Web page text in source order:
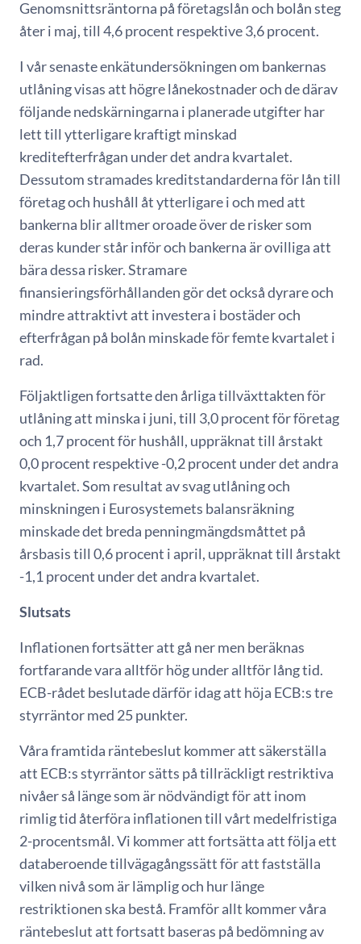
Genomsnittsräntorna på företagslån och bolån steg
åter i maj, till 4,6 procent respektive 3,6 procent.
I vår senaste enkätundersökningen om bankernas
utlåning visas att högre lånekostnader och de därav
följande nedskärningarna i planerade utgifter har
lett till ytterligare kraftigt minskad
kreditefterfrågan under det andra kvartalet.
Dessutom stramades kreditstandarderna för lån till
företag och hushåll åt ytterligare i och med att
bankerna blir alltmer oroade över de risker som
deras kunder står inför och bankerna är ovilliga att
bära dessa risker. Stramare
finansieringsförhållanden gör det också dyrare och
mindre attraktivt att investera i bostäder och
efterfrågan på bolån minskade för femte kvartalet i
rad.
Följaktligen fortsatte den årliga tillväxttakten för
utlåning att minska i juni, till 3,0 procent för företag
och 1,7 procent för hushåll, uppräknat till årstakt
0,0 procent respektive -0,2 procent under det andra
kvartalet. Som resultat av svag utlåning och
minskningen i Eurosystemets balansräkning
minskade det breda penningmängdsmåttet på
årsbasis till 0,6 procent i april, uppräknat till årstakt
-1,1 procent under det andra kvartalet.
Slutsats
Inflationen fortsätter att gå ner men beräknas
fortfarande vara alltför hög under alltför lång tid.
ECB-rådet beslutade därför idag att höja ECB:s tre
styrräntor med 25 punkter.
Våra framtida räntebeslut kommer att säkerställa
att ECB:s styrräntor sätts på tillräckligt restriktiva
nivåer så länge som är nödvändigt för att inom
rimlig tid återföra inflationen till vårt medelfristiga
2-procentsmål. Vi kommer att fortsätta att följa ett
databeroende tillvägagångssätt för att fastställa
vilken nivå som är lämplig och hur länge
restriktionen ska bestå. Framför allt kommer våra
räntebeslut att fortsatt baseras på bedömning av